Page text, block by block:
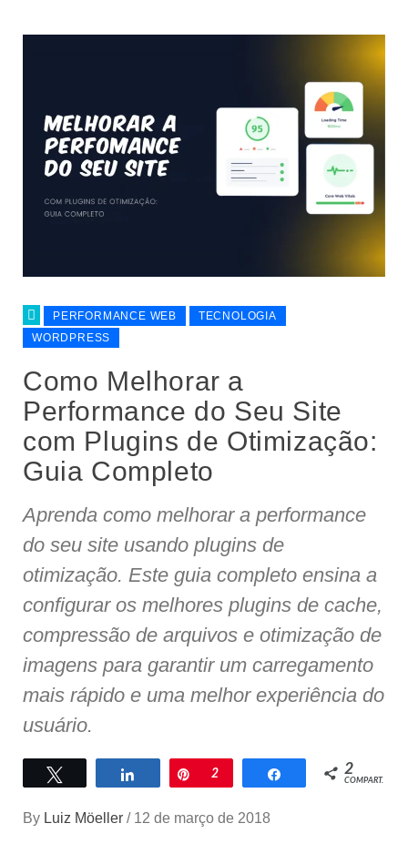
PERFORMANCE WEB
TECNOLOGIA
WORDPRESS
Como Melhorar a
Performance do Seu Site
com Plugins de Otimização:
Guia Completo
Aprenda como melhorar a performance
do seu site usando plugins de
otimização. Este guia completo ensina a
configurar os melhores plugins de cache,
compressão de arquivos e otimização de
imagens para garantir um carregamento
mais rápido e uma melhor experiência do
usuário.
Compartilhar
Pin
2 Compartilhar
2
COMPART.
By Luiz Möeller / 12 de março de 2018